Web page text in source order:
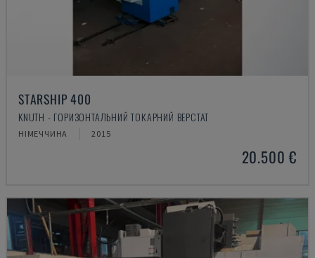
STARSHIP 400
KNUTH - ГОРИЗОНТАЛЬНИЙ ТОКАРНИЙ ВЕРСТАТ
НІМЕЧЧИНА 2015
20.500 €